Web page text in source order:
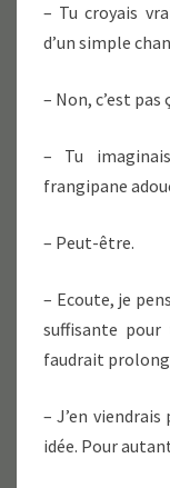
– Tu croyais
d’un simple
– Non, c’est
– Tu
frangipane
– Peut-être.
– Ecoute, je
suffisante
faudrait
– J’en viendrais
idée. Pour